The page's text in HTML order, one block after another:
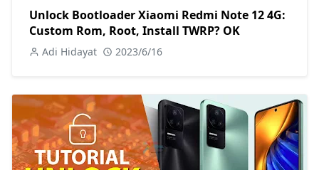
Unlock Bootloader Xiaomi Redmi Note 12 4G:
Custom Rom, Root, Install TWRP? OK
Adi Hidayat 2023/6/16